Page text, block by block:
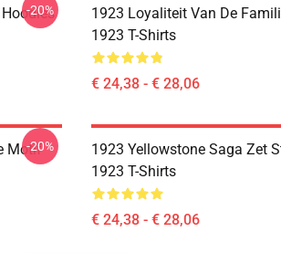
-20%
1923 Loyaliteit Van De
1923 T-Shirts
€ 24,38 - € 28,06
Motif
-20%
1923 Yellowstone Saga Zet
1923 T-Shirts
€ 24,38 - € 28,06